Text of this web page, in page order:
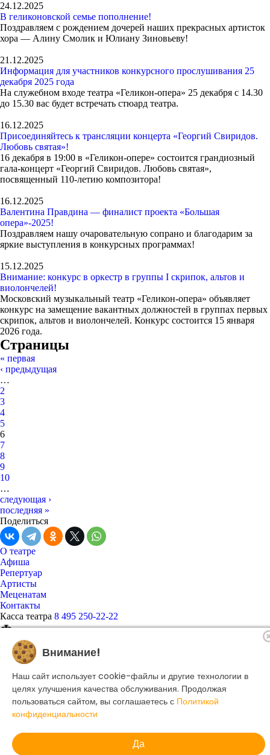
24.12.2025
В геликоновской семье пополнение!
Поздравляем с рождением дочерей наших прекрасных артисток
хора — Алину Смолик и Юлиану Зиновьеву!
21.12.2025
Информация для участников конкурсного прослушивания 25
декабря 2025 года
На служебном входе театра «Геликон-опера» 25 декабря с 14.30
до 15.30 вас будет встречать стюард театра.
16.12.2025
Присоединяйтесь к трансляции концерта «Георгий Свиридов.
Любовь святая»!
16 декабря в 19:00 в «Геликон-опере» состоится грандиозный
гала-концерт «Георгий Свиридов. Любовь святая»,
посвященный 110-летию композитора!
16.12.2025
Валентина Правдина — финалист проекта «Большая
опера»-2025!
Поздравляем нашу очаровательную сопрано и благодарим за
яркие выступления в конкурсных программах!
15.12.2025
Внимание: конкурс в оркестр в группы I скрипок, альтов и
виолончелей!
Московский музыкальный театр «Геликон-опера» объявляет
конкурс на замещение вакантных должностей в группах первых
скрипок, альтов и виолончелей. Конкурс состоится 15 января
2026 года.
Страницы
« первая
‹ предыдущая
…
2
3
4
5
6
7
8
9
10
…
следующая ›
последняя »
Поделиться
О театре
Афиша
Репертуар
Артисты
Меценатам
Контакты
Касса театра 8 495 250-22-22
Форма поиска
Поиск
© 2025 Музыкальный театр Геликон-опера.
Политика конфиденциальности
Создание сайта -Dillix Media
Внимание!
Наш сайт использует cookie-файлы и другие технологии в
целях улучшения качества обслуживания. Продолжая
пользоваться сайтом, вы соглашаетесь с Политикой
конфиденциальности
Да